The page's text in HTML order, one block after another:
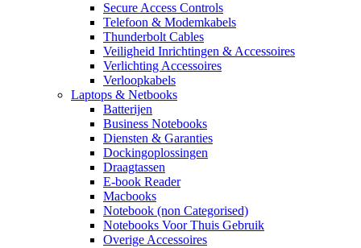
Secure Access Controls
Telefoon & Modemkabels
Thunderbolt Cables
Veiligheid Inrichtingen & Accessoires
Verlichting Accessoires
Verloopkabels
Laptops & Netbooks
Batterijen
Business Notebooks
Diensten & Garanties
Dockingoplossingen
Draagtassen
E-book Reader
Macbooks
Notebook (non Categorised)
Notebooks Voor Thuis Gebruik
Overige Accessoires